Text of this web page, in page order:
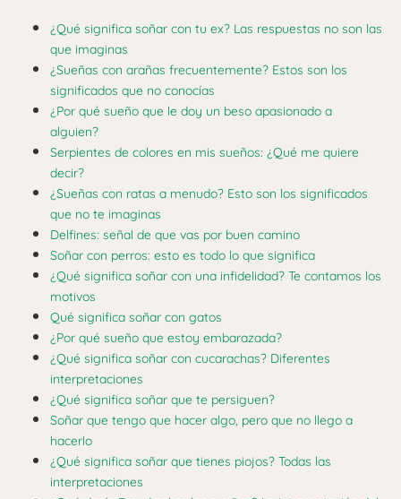
¿Qué significa soñar con tu ex? Las respuestas no son las
que imaginas
¿Sueñas con arañas frecuentemente? Estos son los
significados que no conocías
¿Por qué sueño que le doy un beso apasionado a
alguien?
Serpientes de colores en mis sueños: ¿Qué me quiere
decir?
¿Sueñas con ratas a menudo? Esto son los significados
que no te imaginas
Delfines: señal de que vas por buen camino
Soñar con perros: esto es todo lo que significa
¿Qué significa soñar con una infidelidad? Te contamos los
motivos
Qué significa soñar con gatos
¿Por qué sueño que estoy embarazada?
¿Qué significa soñar con cucarachas? Diferentes
interpretaciones
¿Qué significa soñar que te persiguen?
Soñar que tengo que hacer algo, pero que no llego a
hacerlo
¿Qué significa soñar que tienes piojos? Todas las
interpretaciones